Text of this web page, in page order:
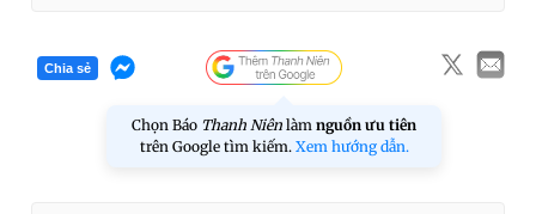
Chia sẻ
Chọn Báo Thanh Niên làm nguồn ưu tiên
trên Google tìm kiếm. Xem hướng dẫn.